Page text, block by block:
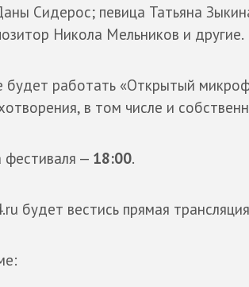
Сидерос; певица Татьяна
Никола Мельников и другие.
будет работать «Открытый
в том числе и
фестиваля — 18:00.
будет вестись прямая